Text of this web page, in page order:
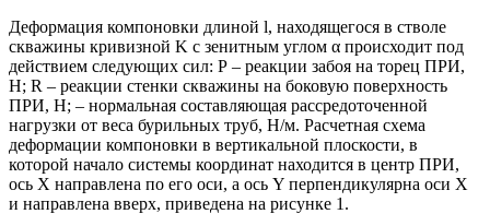
Деформация компоновки длиной l, находящегося в стволе
скважины кривизной K с зенитным углом α происходит под
действием следующих сил: Р – реакции забоя на торец ПРИ,
H; R – реакции стенки скважины на боковую поверхность
ПРИ, Н; – нормальная составляющая рассредоточенной
нагрузки от веса бурильных труб, Н/м. Расчетная схема
деформации компоновки в вертикальной плоскости, в
которой начало системы координат находится в центр ПРИ,
ось Х направлена по его оси, а ось Y перпендикулярна оси Х
и направлена вверх, приведена на рисунке 1.